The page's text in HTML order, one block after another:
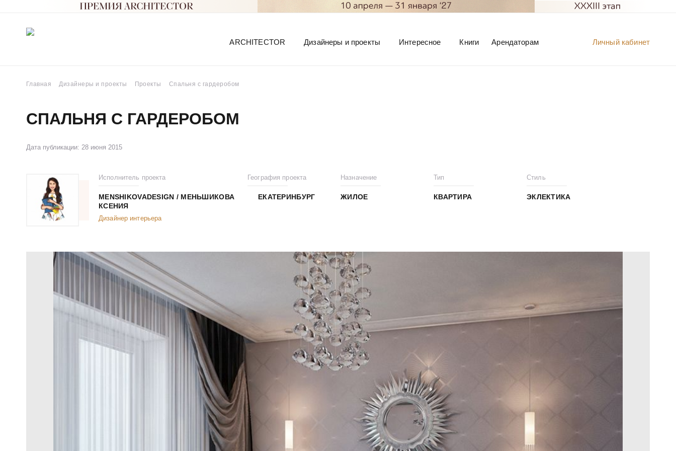
Личный кабинет
ARCHITECTOR Дизайнеры и проекты Интересное Книги Арендаторам
Главная Дизайнеры и проекты Проекты Спальня с гардеробом
СПАЛЬНЯ С ГАРДЕРОБОМ
Дата публикации: 28 июня 2015
Исполнитель проекта
MENSHIKOVADESIGN / МЕНЬШИКОВА
КСЕНИЯ
Дизайнер интерьера
География проекта
ЕКАТЕРИНБУРГ
Назначение
ЖИЛОЕ
Тип
КВАРТИРА
Стиль
ЭКЛЕКТИКА